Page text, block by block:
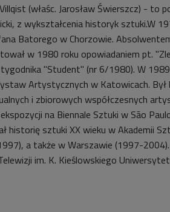
(właśc. Jarosław Świerszcz) - to
z wykształcenia historyk sztuki.W
Batorego w Chorzowie.
w 1980 roku opowiadaniem pt.
tygodnika "Student" (nr 6/1980). W
Artystycznych w Katowicach.
i zbiorowych współczesnych
na Biennale Sztuki w São
historię sztuki XX wieku w Akademii
a także w Warszawie (1997-
im. K. Kieślowskiego